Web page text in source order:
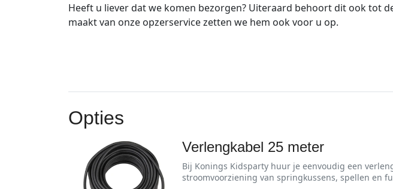
Heeft u liever dat we komen bezorgen? Uiteraard behoort dit ook tot
maakt van onze opzerservice zetten we hem ook voor u op.
Opties
Verlengkabel 25 meter
Bij Konings Kidsparty huur je eenvoudig een
stroomvoorziening van springkussens, spellen en